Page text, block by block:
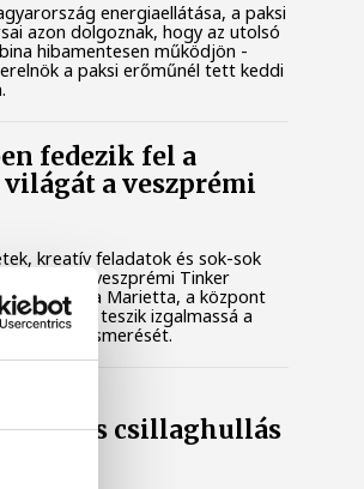
energiaellátása, a paksi
azon dolgoznak, hogy az utolsó
hibamentesen működjön -
a paksi erőműnél tett keddi
fedezik fel a
a veszprémi
kreatív feladatok és sok-sok
a veszprémi Tinker
Balassa Marietta, a központ
be, hogyan teszik izgalmassá a
megismerését.
én
és csillaghullás